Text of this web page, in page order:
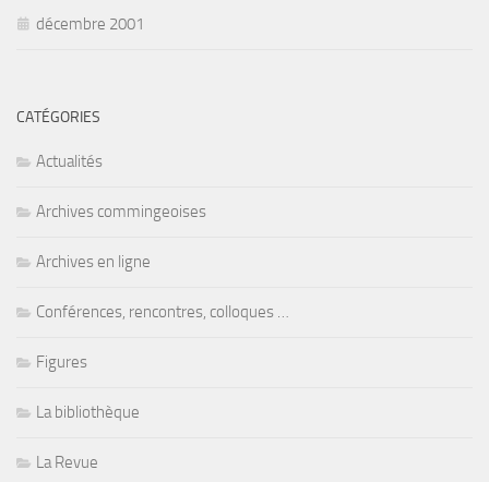
décembre 2001
CATÉGORIES
Actualités
Archives commingeoises
Archives en ligne
Conférences, rencontres, colloques …
Figures
La bibliothèque
La Revue